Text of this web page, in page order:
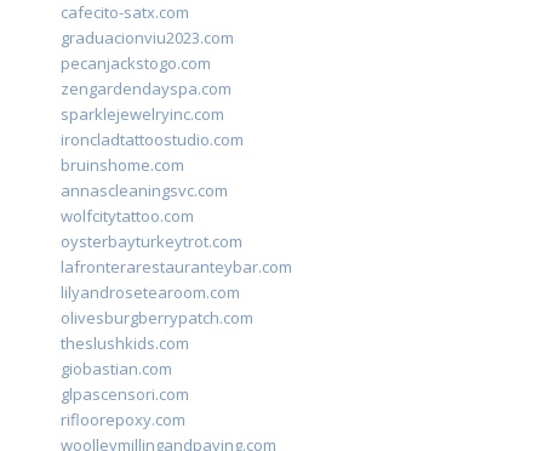
cafecito-satx.com
graduacionviu2023.com
pecanjackstogo.com
zengardendayspa.com
sparklejewelryinc.com
ironcladtattoostudio.com
bruinshome.com
annascleaningsvc.com
wolfcitytattoo.com
oysterbayturkeytrot.com
lafronterarestauranteybar.com
lilyandrosetearoom.com
olivesburgberrypatch.com
theslushkids.com
giobastian.com
glpascensori.com
rifloorepoxy.com
woolleymillingandpaving.com